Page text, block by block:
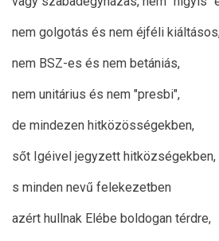
nem golgotás és nem éjféli
nem BSZ-es és nem betániás,
nem unitárius és nem "presbi",
de mindezen hitközösségekben,
sőt Igéivel jegyzett hitközségekben,
s minden nevű felekezetben
azért hullnak Elébe boldogan térdre,